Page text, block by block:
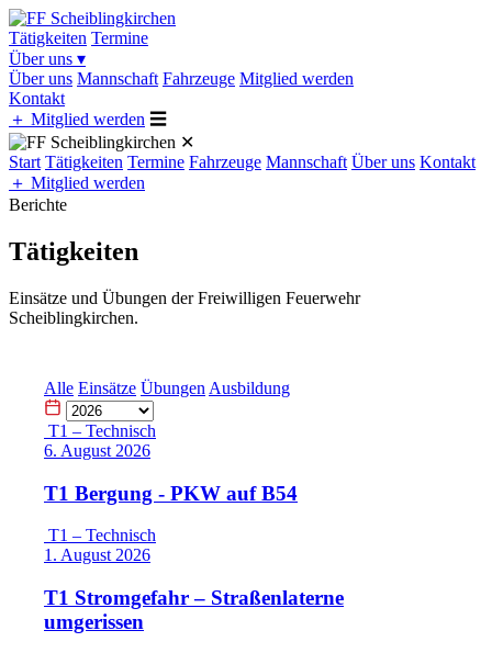
Tätigkeiten Termine
Über uns ▾
Über uns Mannschaft Fahrzeuge Mitglied werden
Kontakt
＋ Mitglied werden ☰
✕
Start Tätigkeiten Termine Fahrzeuge Mannschaft Über uns Kontakt
＋ Mitglied werden
Berichte
Tätigkeiten
Einsätze und Übungen der Freiwilligen Feuerwehr
Scheiblingkirchen.
Alle Einsätze Übungen Ausbildung
T1 – Technisch
6. August 2026
T1 Bergung - PKW auf B54
T1 – Technisch
1. August 2026
T1 Stromgefahr – Straßenlaterne
umgerissen